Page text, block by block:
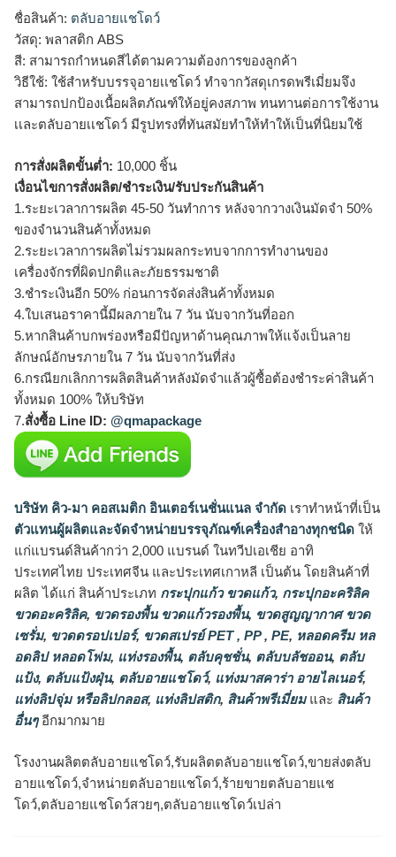
ชื่อสินค้า: ตลับอายแชโดว์
วัสดุ: พลาสติก ABS
สี: สามารถกำหนดสีได้ตามความต้องการของลูกค้า
วิธีใช้: ใช้สำหรับบรรจุอายเเชโดว์ ทำจากวัสดุเกรดพรีเมี่ยมจึง
สามารถปกป้องเนื้อผลิตภัณฑ์ให้อยู่คงสภาพ ทนทานต่อการใช้งาน
เเละตลับอายเเชโดว์ มีรูปทรงที่ทันสมัยทำให้ทำให้เป็นที่นิยมใช้
การสั่งผลิตขั้นต่ำ: 10,000 ชิ้น
เงื่อนไขการสั่งผลิต/ชำระเงิน/รับประกันสินค้า
1.ระยะเวลาการผลิต 45-50 วันทำการ หลังจากวางเงินมัดจำ 50%
ของจำนวนสินค้าทั้งหมด
2.ระยะเวลาการผลิตไม่รวมผลกระทบจากการทำงานของ
เครื่องจักรที่ผิดปกติและภัยธรรมชาติ
3.ชำระเงินอีก 50% ก่อนการจัดส่งสินค้าทั้งหมด
4.ใบเสนอราคานี้มีผลภายใน 7 วัน นับจากวันที่ออก
5.หากสินค้าบกพร่องหรือมีปัญหาด้านคุณภาพให้แจ้งเป็นลาย
ลักษณ์อักษรภายใน 7 วัน นับจากวันที่ส่ง
6.กรณียกเลิกการผลิตสินค้าหลังมัดจำแล้วผู้ซื้อต้องชำระค่าสินค้า
ทั้งหมด 100% ให้บริษัท
7.สั่งซื้อ Line ID: @qmapackage
บริษัท คิว-มา คอสเมติก อินเตอร์เนชั่นแนล จำกัด เราทำหน้าที่เป็น
ตัวแทนผู้ผลิตและจัดจำหน่ายบรรจุภัณฑ์เครื่องสำอางทุกชนิด ให้
แก่แบรนด์สินค้ากว่า 2,000 แบรนด์ ในทวีปเอเชีย อาทิ
ประเทศไทย ประเทศจีน และประเทศเกาหลี เป็นต้น โดยสินค้าที่
ผลิต ได้แก่ สินค้าประเภท กระปุกแก้ว ขวดแก้ว, กระปุกอะคริลิค
ขวดอะคริลิค, ขวดรองพื้น ขวดแก้วรองพื้น, ขวดสูญญากาศ ขวด
เซรั่ม, ขวดดรอปเปอร์, ขวดสเปรย์ PET , PP , PE, หลอดครีม หล
อดลิป หลอดโฟม, แท่งรองพื้น, ตลับคุชชั่น, ตลับบลัชออน, ตลับ
แป้ง, ตลับแป้งฝุ่น, ตลับอายแชโดว์, แท่งมาสคาร่า อายไลเนอร์,
แท่งลิปจุ่ม หรือลิปกลอส, แท่งลิปสติก, สินค้าพรีเมี่ยมและ สินค้า
อื่นๆอีกมากมาย
โรงงานผลิตตลับอายแชโดว์,รับผลิตตลับอายแชโดว์,ขายส่งตลับ
อายแชโดว์,จำหน่ายตลับอายแชโดว์,ร้ายขายตลับอายแช
โดว์,ตลับอายแชโดว์สวยๆ,ตลับอายแชโดว์เปล่า